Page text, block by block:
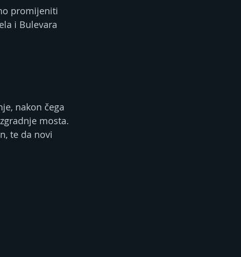
promijeniti
i Bulevara
nakon čega
mosta.
te da novi